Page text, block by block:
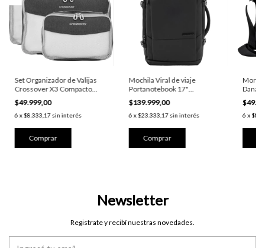
Set Organizador de Valijas
Crossover X3 Compacto
10900
$49.999,00
6 x$8.333,17sin interés
Mochila Viral de viaje
Portanotebook 17"
Crossover Lyra
$139.999,00
6 x$23.333,17 sin interés
Comprar
Morral
Dana
6 x
Newsletter
Registrate y recibí nuestras novedades.